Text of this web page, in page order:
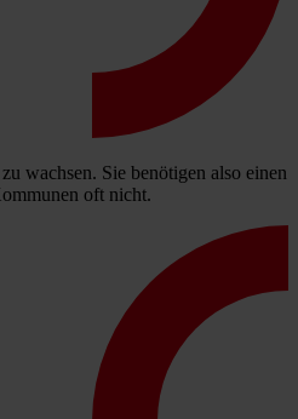
wachsen. Sie benötigen also einen
oft nicht.